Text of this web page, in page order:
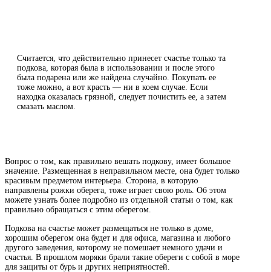
Считается, что действительно принесет счастье только та
подкова, которая была в использовании и после этого
была подарена или же найдена случайно. Покупать ее
тоже можно, а вот красть — ни в коем случае. Если
находка оказалась грязной, следует почистить ее, а затем
смазать маслом.
Вопрос о том, как правильно вешать подкову, имеет большое
значение. Размещенная в неправильном месте, она будет только
красивым предметом интерьера. Сторона, в которую
направлены рожки оберега, тоже играет свою роль. Об этом
можете узнать более подробно из отдельной статьи о том, как
правильно обращаться с этим оберегом.
Подкова на счастье может размещаться не только в доме,
хорошим оберегом она будет и для офиса, магазина и любого
другого заведения, которому не помешает немного удачи и
счастья. В прошлом моряки брали такие обереги с собой в море
для защиты от бурь и других неприятностей.